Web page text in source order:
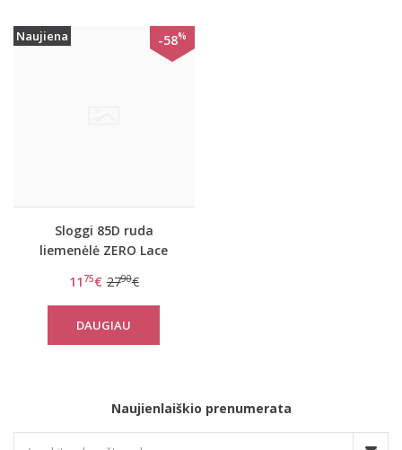
Naujiena -58%
Sloggi 85D ruda
liemenėlė ZERO Lace
11 75€ 2790€
DAUGIAU
Naujienlaiškio prenumerata